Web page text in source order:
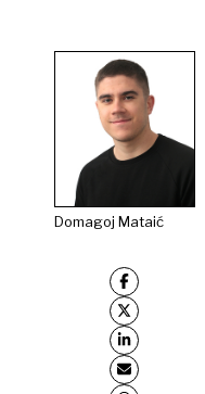
Domagoj Mataić